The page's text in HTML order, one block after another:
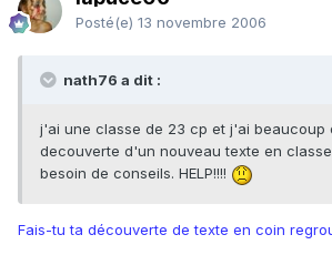
Posté(e) 13 novembre 2006
nath76 a dit :
j'ai une classe de 23 cp et j'ai beaucoup
decouverte d'un nouveau texte en
besoin de conseils. HELP!!!!
Fais-tu ta découverte de texte en coin